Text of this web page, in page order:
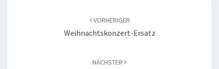
VORHERIGER
Weihnachtskonzert-Ersatz
NÄCHSTER